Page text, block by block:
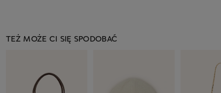
TEŻ MOŻE CI SIĘ SPODOBAĆ